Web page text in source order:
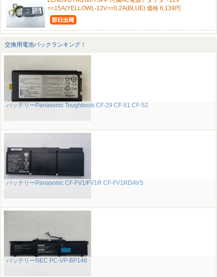
==15A(YELLOW),-12V==0.2A(BLUE) 価格 6,139円
交換用電池パックランキング！
バッテリーPanasonic Toughbook CF-29 CF-51 CF-52
バッテリーPanasonic CF-FV1/FV1R CF-FV1RDAVS
バッテリーNEC PC-VP-BP146